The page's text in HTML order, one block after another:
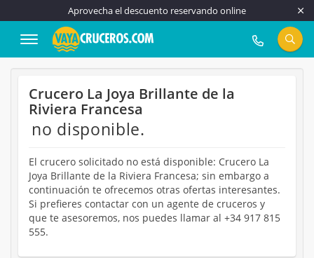
Aprovecha el descuento reservando online
917 815 555
Crucero La Joya Brillante de la
Riviera Francesa
no disponible.
El crucero solicitado no está disponible: Crucero La
Joya Brillante de la Riviera Francesa; sin embargo a
continuación te ofrecemos otras ofertas interesantes.
Si prefieres contactar con un agente de cruceros y
que te asesoremos, nos puedes llamar al +34 917 815
555.